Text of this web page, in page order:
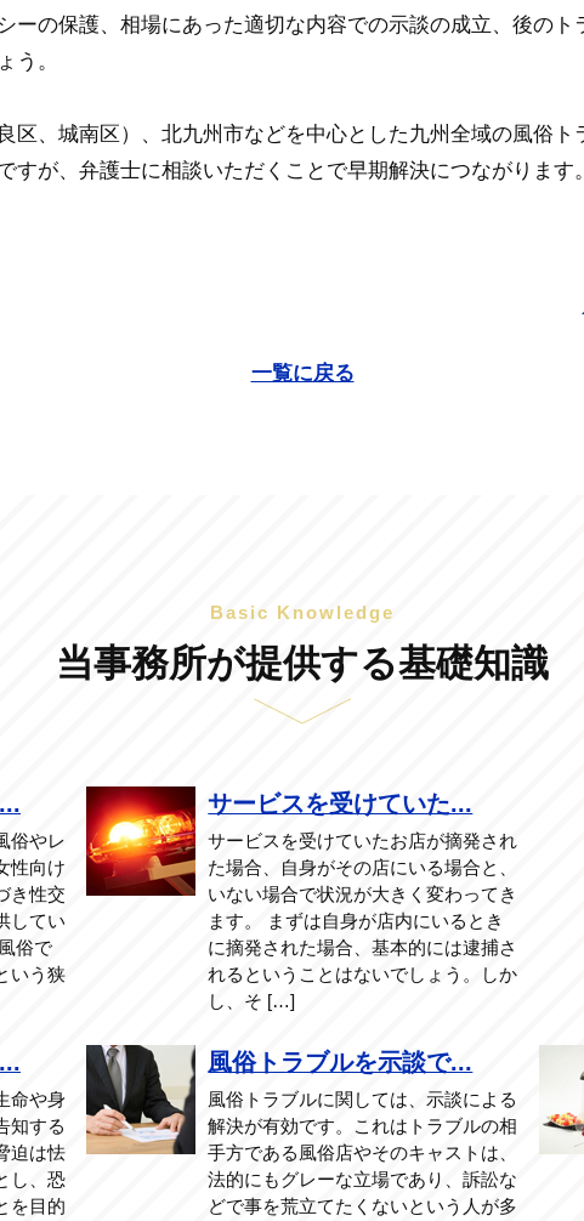
ーの保護、相場にあった適切な内容での示談の成立、後の
う。
区、城南区）、北九州市などを中心とした九州全域の風俗ト
すが、弁護士に相談いただくことで早期解決につながります。
一覧に戻る
Basic Knowledge
当事務所が提供する基礎知識
俗やレ
性向け
き性交
してい
俗で
いう狭
サービスを受けていた...
サービスを受けていたお店が摘発され
た場合、自身がその店にいる場合と、
いない場合で状況が大きく変わってき
ます。 まずは自身が店内にいるとき
に摘発された場合、基本的には逮捕さ
れるということはないでしょう。しか
し、そ […]
命や身
知する
迫は怯
し、恐
を目的
風俗トラブルを示談で...
風俗トラブルに関しては、示談による
解決が有効です。これはトラブルの相
手方である風俗店やそのキャストは、
法的にもグレーな立場であり、訴訟な
どで事を荒立てたくないという人が多